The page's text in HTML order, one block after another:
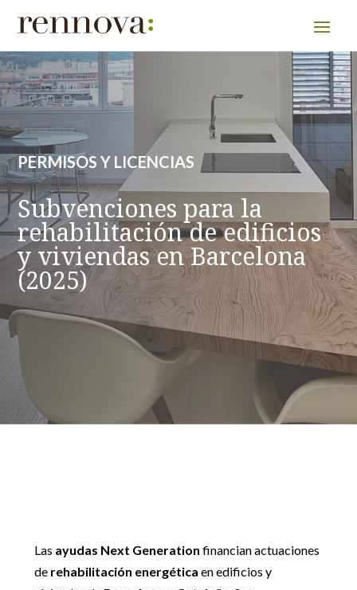
PERMISOS Y LICENCIAS
Subvenciones para la
rehabilitación de edificios
y viviendas en Barcelona
(2025)
Las ayudas Next Generation financian actuaciones
de rehabilitación energética en edificios y